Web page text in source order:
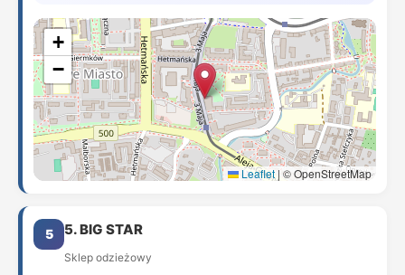
+
−
Leaflet | © OpenStreetMap
5 5. BIG STAR
Sklep odzieżowy